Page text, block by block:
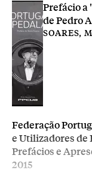
Prefácio a
de Pedro
SOARES,
Editora
Federação
e Utilizadores de
Tipologia
Prefácios e
Ano
2015